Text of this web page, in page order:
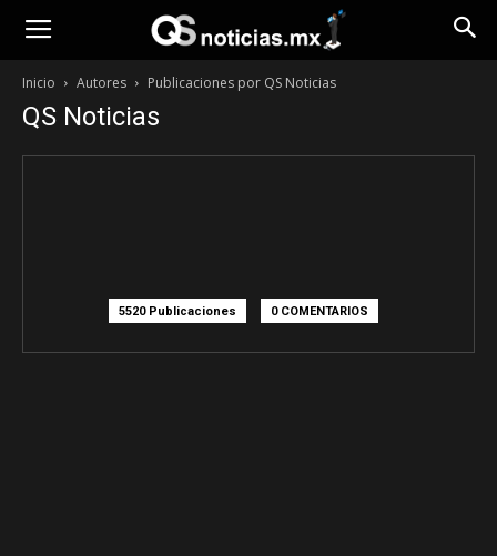
Inicio Autores Publicaciones por QS Noticias
QS Noticias
5520 Publicaciones 0 COMENTARIOS